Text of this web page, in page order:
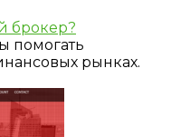
брокер?
помогать
рынках.